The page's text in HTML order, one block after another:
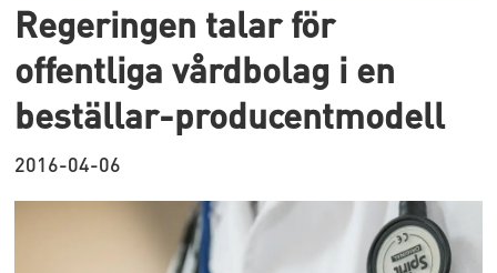
Regeringen talar för
offentliga vårdbolag i en
beställar-producentmodell
2016-04-06